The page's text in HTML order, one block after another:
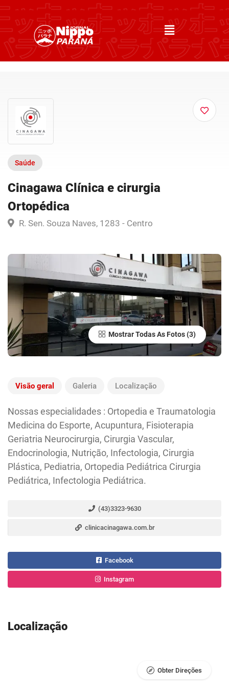
Saúde
Cinagawa Clínica e cirurgia
Ortopédica
R. Sen. Souza Naves, 1283 - Centro
Mostrar Todas As Fotos
Visão geral Galeria Localização
Nossas especialidades : Ortopedia e Traumatologia
Medicina do Esporte, Acupuntura, Fisioterapia
Geriatria Neurocirurgia, Cirurgia Vascular,
Endocrinologia, Nutrição, Infectologia, Cirurgia
Plástica, Pediatria, Ortopedia Pediátrica Cirurgia
Pediátrica, Infectologia Pediátrica.
(43)3323-9630
clinicacinagawa.com.br
Facebook
Instagram
Localização
Obter Direções